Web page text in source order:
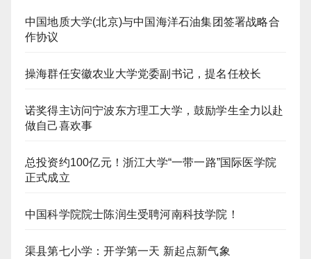
中国地质大学(北京)与中国海洋石油集团签署战略合
作协议
操海群任安徽农业大学党委副书记，提名任校长
诺奖得主访问宁波东方理工大学，鼓励学生全力以赴
做自己喜欢事
总投资约100亿元！浙江大学“一带一路”国际医学院
正式成立
中国科学院院士陈润生受聘河南科技学院！
渠县第七小学：开学第一天 新起点新气象